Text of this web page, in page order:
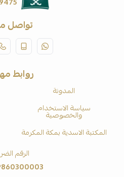
تواصل
روابط
المدونة
سياسة الاستخدام
والخصوصية
المكتبة الاسدية بمكة المكرمة
الرقم